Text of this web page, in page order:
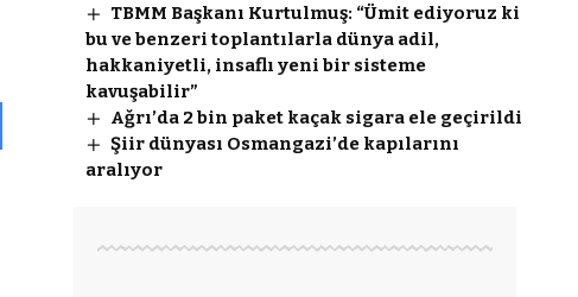
TBMM Başkanı Kurtulmuş: “Ümit ediyoruz ki
bu ve benzeri toplantılarla dünya adil,
hakkaniyetli, insaflı yeni bir sisteme
kavuşabilir”
Ağrı’da 2 bin paket kaçak sigara ele geçirildi
Şiir dünyası Osmangazi’de kapılarını
aralıyor